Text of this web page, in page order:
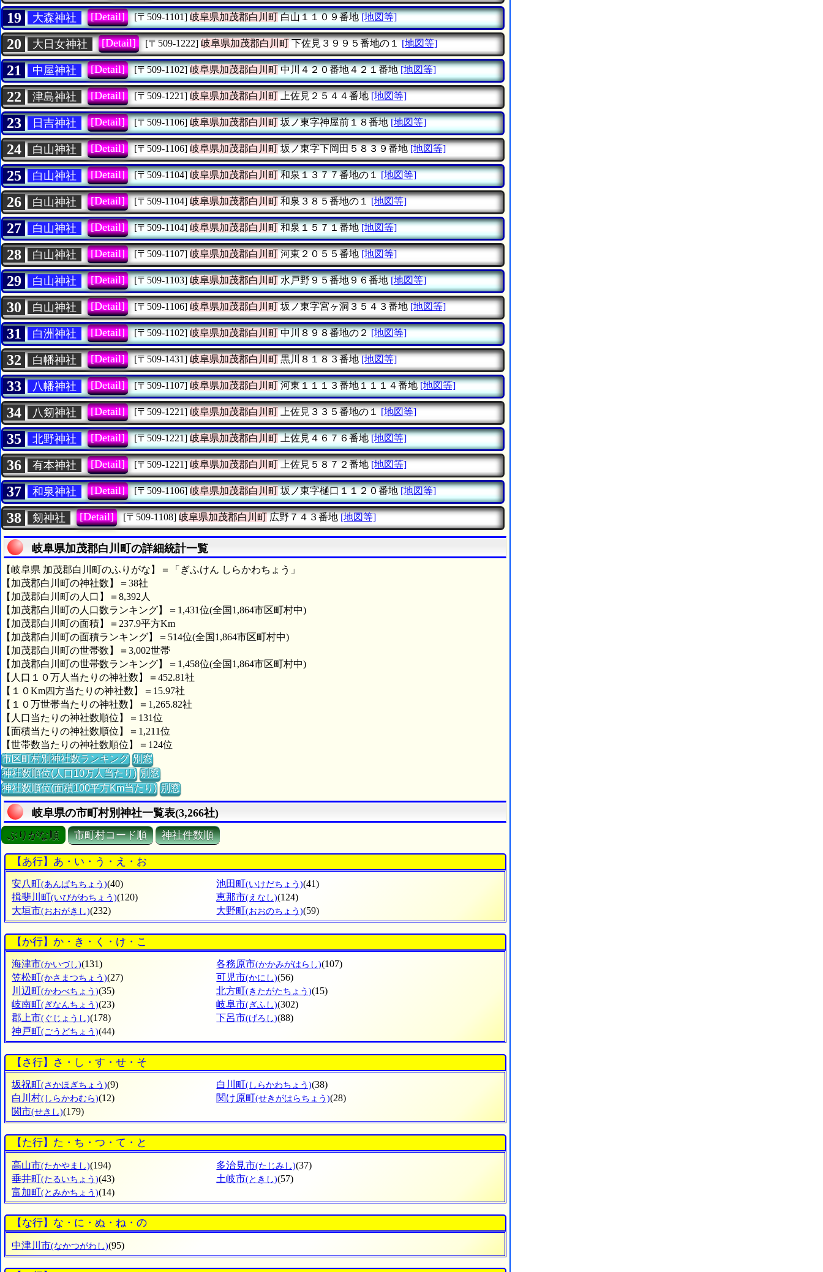
19 大森神社 [Detail] [〒509-1101] 岐阜県加茂郡白川町白山１１０９番地 [地図等]
20 大日女神社 [Detail] [〒509-1222] 岐阜県加茂郡白川町下佐見３９９５番地の１ [地図等]
21 中屋神社 [Detail] [〒509-1102] 岐阜県加茂郡白川町中川４２０番地４２１番地 [地図等]
22 津島神社 [Detail] [〒509-1221] 岐阜県加茂郡白川町上佐見２５４４番地 [地図等]
23 日吉神社 [Detail] [〒509-1106] 岐阜県加茂郡白川町坂ノ東字神屋前１８番地 [地図等]
24 白山神社 [Detail] [〒509-1106] 岐阜県加茂郡白川町坂ノ東字下岡田５８３９番地 [地図等]
25 白山神社 [Detail] [〒509-1104] 岐阜県加茂郡白川町和泉１３７７番地の１ [地図等]
26 白山神社 [Detail] [〒509-1104] 岐阜県加茂郡白川町和泉３８５番地の１ [地図等]
27 白山神社 [Detail] [〒509-1104] 岐阜県加茂郡白川町和泉１５７１番地 [地図等]
28 白山神社 [Detail] [〒509-1107] 岐阜県加茂郡白川町河東２０５５番地 [地図等]
29 白山神社 [Detail] [〒509-1103] 岐阜県加茂郡白川町水戸野９５番地９６番地 [地図等]
30 白山神社 [Detail] [〒509-1106] 岐阜県加茂郡白川町坂ノ東字宮ヶ洞３５４３番地 [地図等]
31 白洲神社 [Detail] [〒509-1102] 岐阜県加茂郡白川町中川８９８番地の２ [地図等]
32 白幡神社 [Detail] [〒509-1431] 岐阜県加茂郡白川町黒川８１８３番地 [地図等]
33 八幡神社 [Detail] [〒509-1107] 岐阜県加茂郡白川町河東１１１３番地１１１４番地 [地図等]
34 八剱神社 [Detail] [〒509-1221] 岐阜県加茂郡白川町上佐見３３５番地の１ [地図等]
35 北野神社 [Detail] [〒509-1221] 岐阜県加茂郡白川町上佐見４６７６番地 [地図等]
36 有本神社 [Detail] [〒509-1221] 岐阜県加茂郡白川町上佐見５８７２番地 [地図等]
37 和泉神社 [Detail] [〒509-1106] 岐阜県加茂郡白川町坂ノ東字樋口１１２０番地 [地図等]
38 剱神社 [Detail] [〒509-1108] 岐阜県加茂郡白川町広野７４３番地 [地図等]
岐阜県加茂郡白川町の詳細統計一覧
【岐阜県 加茂郡白川町のふりがな】＝「ぎふけん しらかわちょう」
【加茂郡白川町の神社数】＝38社
【加茂郡白川町の人口】＝8,392人
【加茂郡白川町の人口数ランキング】＝1,431位(全国1,864市区町村中)
【加茂郡白川町の面積】＝237.9平方Km
【加茂郡白川町の面積ランキング】＝514位(全国1,864市区町村中)
【加茂郡白川町の世帯数】＝3,002世帯
【加茂郡白川町の世帯数ランキング】＝1,458位(全国1,864市区町村中)
【人口１０万人当たりの神社数】＝452.81社
【１０Km四方当たりの神社数】＝15.97社
【１０万世帯当たりの神社数】＝1,265.82社
【人口当たりの神社数順位】＝131位
【面積当たりの神社数順位】＝1,211位
【世帯数当たりの神社数順位】＝124位
市区町村別神社数ランキング 別窓
神社数順位(人口10万人当たり) 別窓
神社数順位(面積100平方Km当たり) 別窓
岐阜県の市町村別神社一覧表(3,266社)
ぶりがな順 市町村コード順 神社件数順
【あ行】あ・い・う・え・お
安八町(あんぱちちょう)(40) 池田町(いけだちょう)(41)
揖斐川町(いびがわちょう)(120) 恵那市(えなし)(124)
大垣市(おおがきし)(232) 大野町(おおのちょう)(59)
【か行】か・き・く・け・こ
海津市(かいづし)(131) 各務原市(かかみがはらし)(107)
笠松町(かさまつちょう)(27) 可児市(かにし)(56)
川辺町(かわべちょう)(35) 北方町(きたがたちょう)(15)
岐南町(ぎなんちょう)(23) 岐阜市(ぎふし)(302)
郡上市(ぐじょうし)(178) 下呂市(げろし)(88)
神戸町(ごうどちょう)(44)
【さ行】さ・し・す・せ・そ
坂祝町(さかほぎちょう)(9) 白川町(しらかわちょう)(38)
白川村(しらかわむら)(12) 関け原町(せきがはらちょう)(28)
関市(せきし)(179)
【た行】た・ち・つ・て・と
高山市(たかやまし)(194) 多治見市(たじみし)(37)
垂井町(たるいちょう)(43) 土岐市(ときし)(57)
富加町(とみかちょう)(14)
【な行】な・に・ぬ・ね・の
中津川市(なかつがわし)(95)